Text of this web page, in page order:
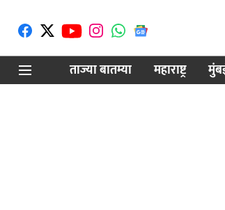
ताज्या बातम्या
महाराष्ट्र